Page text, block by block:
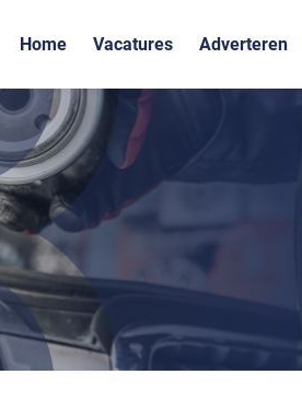
Home Vacatures Adverteren